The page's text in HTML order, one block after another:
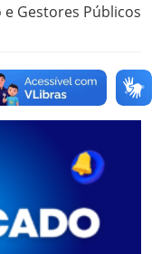
Gestores Públicos